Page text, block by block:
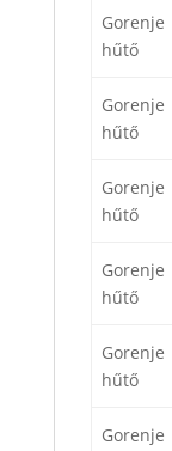
Gorenje
hűtő
Gorenje
hűtő
Gorenje
hűtő
Gorenje
hűtő
Gorenje
hűtő
Gorenje